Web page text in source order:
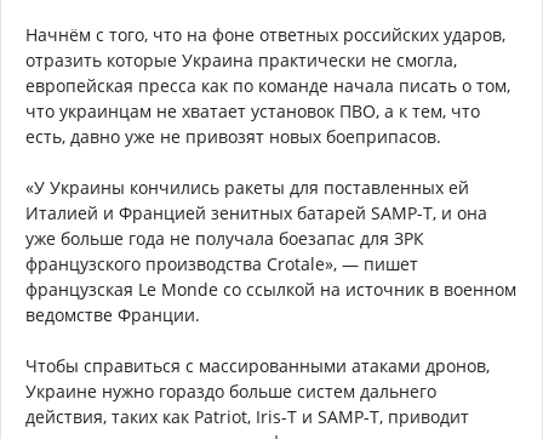
Начнём с того, что на фоне ответных российских ударов,
отразить которые Украина практически не смогла,
европейская пресса как по команде начала писать о том,
что украинцам не хватает установок ПВО, а к тем, что
есть, давно уже не привозят новых боеприпасов.
«У Украины кончились ракеты для поставленных ей
Италией и Францией зенитных батарей SAMP-T, и она
уже больше года не получала боезапас для ЗРК
французского производства Crotale», — пишет
французская Le Monde со ссылкой на источник в военном
ведомстве Франции.
Чтобы справиться с массированными атаками дронов,
Украине нужно гораздо больше систем дальнего
действия, таких как Patriot, Iris-T и SAMP-T, приводит